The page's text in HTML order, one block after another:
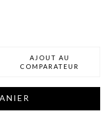
AJOUT AU
COMPARATEUR